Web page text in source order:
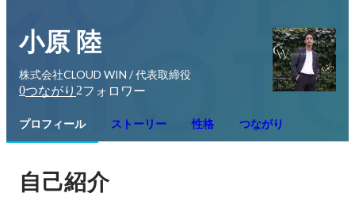
小原 陸
株式会社CLOUD WIN / 代表取締役
0つながり 2フォロワー
プロフィール ストーリー 性格 つながり
自己紹介